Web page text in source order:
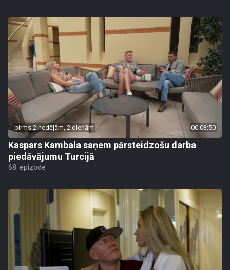
pirms 2 nedēļām, 2 dienām 00:03:50
Kaspars Kambala saņem pārsteidzošu darba
piedāvājumu Turcijā
68. epizode